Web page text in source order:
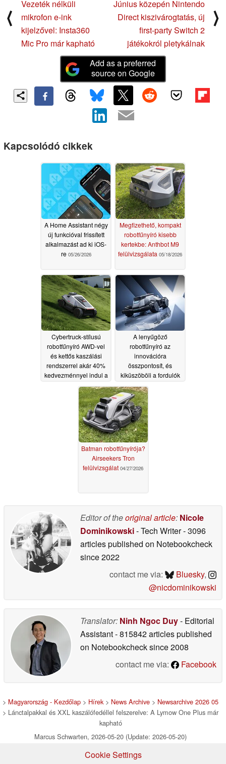
⟨
Vezeték nélküli
mikrofon e-ink
kijelzővel: Insta360
Mic Pro már kapható
Június közepén Nintendo
Direct kiszivárogtatás, új
first-party Switch 2
játékokról pletykálnak
⟩
Add as a preferred
source on Google
Kapcsolódó cikkek
A Home Assistant négy
új funkcióval frissített
alkalmazást ad ki iOS-
re 05/26/2026
Megfizethető, kompakt
robotfűnyíró kisebb
kertekbe: Anthbot M9
felülvizsgálata 05/18/2026
Cybertruck-stílusú
robotfűnyíró AWD-vel
és kettős kaszálási
rendszerrel akár 40%
kedvezménnyel indul a
05/17/2026
A lenyűgöző
robotfűnyíró az
innovációra
összpontosít, és
kiküszöböli a fordulók
04/27/2026
Batman robotfűnyírója?
Airseekers Tron
felülvizsgálat 04/27/2026
Editor of theoriginal article: Nicole
Dominikowski- Tech Writer- 3096
articles published on Notebookcheck
since 2022
contact me via:
Bluesky,
@nicdominikowski
Translator: Ninh Ngoc Duy- Editorial
Assistant- 815842 articles published
on Notebookchecksince 2008
contact me via:
Facebook
> Magyarország - Kezdőlap > Hírek > News Archive > Newsarchive 2026 05
> Lánctalpakkal és XXL kaszálófedéllel felszerelve: A Lymow One Plus már
kapható
Marcus Schwarten, 2026-05-20 (Update: 2026-05-20)
Cookie Settings